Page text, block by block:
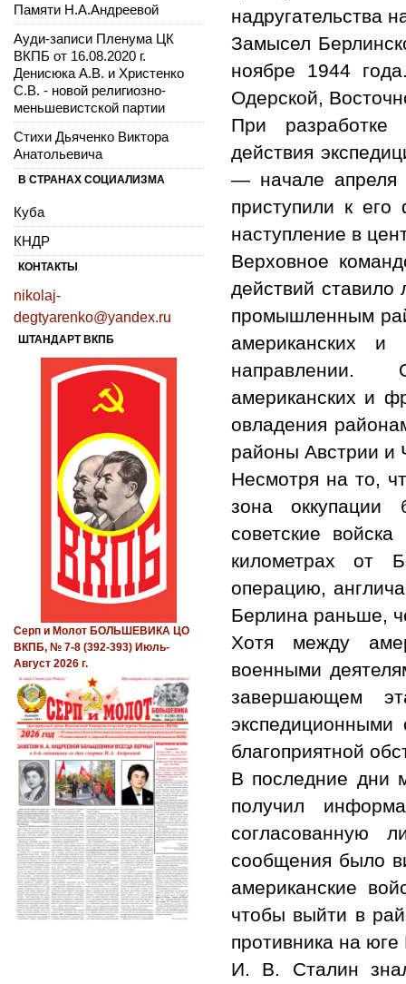
надругательства
Замысел
ноябре 1944
Одерской,
При разработке
действия
— начале
приступили к
наступление в
Верховное
действий ставило
промышленным
американских
направлении.
американских и
овладения
районы Австрии и
Несмотря на то,
зона оккупации
советские
километрах от
операцию,
Берлина раньше,
Хотя между
военными
завершающем
благоприятной
В последние дни
получил
согласованную
сообщения было
американские
чтобы выйти в
противника на
И. В. Сталин
Памяти Н.А.Андреевой
Ауди-записи Пленума ЦК
ВКПБ от 16.08.2020 г.
Денисюка А.В. и Христенко
С.В. - новой религиозно-
меньшевистской партии
Стихи Дьяченко Виктора
Анатольевича
В СТРАНАХ СОЦИАЛИЗМА
Куба
КНДР
КОНТАКТЫ
nikolaj-
degtyarenko@yandex.ru
ШТАНДАРТ ВКПБ
Серп и Молот БОЛЬШЕВИКА ЦО
ВКПБ, № 7-8 (392-393) Июль-
Август 2026 г.